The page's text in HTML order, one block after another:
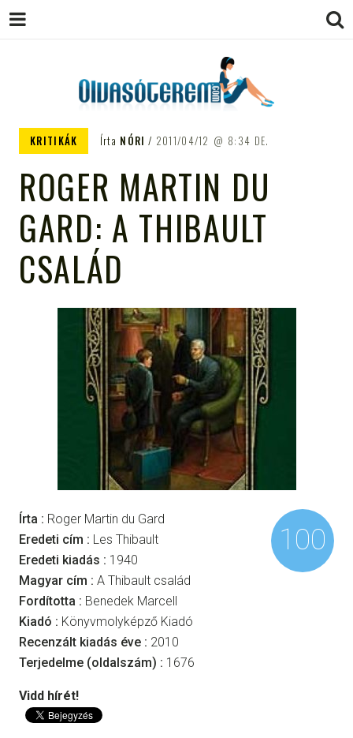
OLVASÓTEREM.COM – AZ
TÁMOGATÓJA
KRITIKÁK Írta NÓRI 2011/04/12 8:34 DE.
ROGER MARTIN DU
GARD: A THIBAULT
CSALÁD
Írta : Roger Martin du Gard
Eredeti cím : Les Thibault
Eredeti kiadás : 1940
Magyar cím : A Thibault család
Fordította : Benedek Marcell
Kiadó : Könyvmolyképző Kiadó
Recenzált kiadás éve : 2010
Terjedelme (oldalszám) : 1676
100
Vidd hírét!